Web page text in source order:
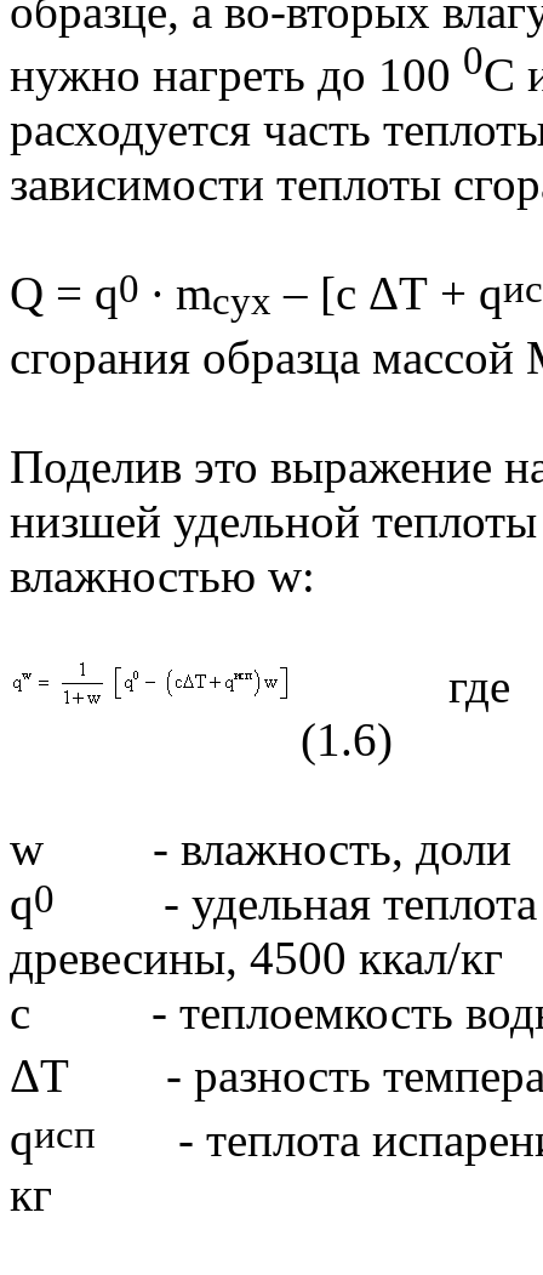
образце, а во-вторых
нужно нагреть до 100 0С
расходуется часть
зависимости теплоты
Q = q0 ∙ mсух – [с ΔT + q
сгорания
Поделив это выражение
низшей удельной
влажностью w:
(1.6)
w - влажность, доли
q0
- удельная теплота
древесины, 4500 ккал/кг
с - теплоемкость
ΔT - разность
qисп
- теплота
кг